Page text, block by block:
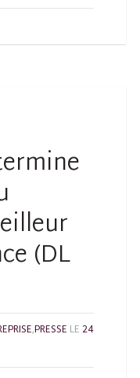
(DL
,PRESSE LE24